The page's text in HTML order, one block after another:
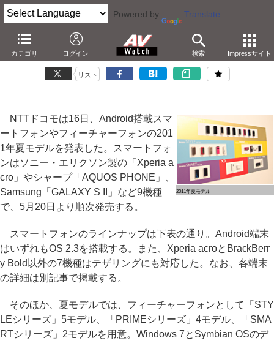
Powered by Translate
カテゴリ ログイン 検索 Impressサイト
ドコモ、Xperia acroや防水MEDIASなどのスマートフォン
－AQUOS PHONE 2機種や、GALAXY S IIなど9モデル
リスト
2011年夏モデル
NTTドコモは16日、Android搭載スマ
ートフォンやフィーチャーフォンの201
1年夏モデルを発表した。スマートフォ
ンはソニー・エリクソン製の「Xperia a
cro」やシャープ「AQUOS PHONE」、
Samsung「GALAXY S II」など9機種
で、5月20日より順次発売する。
スマートフォンのラインナップは下表の通り。Android端末
はいずれもOS 2.3を搭載する。また、Xperia acroとBrackBerr
y Bold以外の7機種はテザリングにも対応した。なお、各端末
の詳細は別記事で掲載する。
そのほか、夏モデルでは、フィーチャーフォンとして「STY
LEシリーズ」5モデル、「PRIMEシリーズ」4モデル、「SMA
RTシリーズ」2モデルを用意。Windows 7とSymbian OSのデ